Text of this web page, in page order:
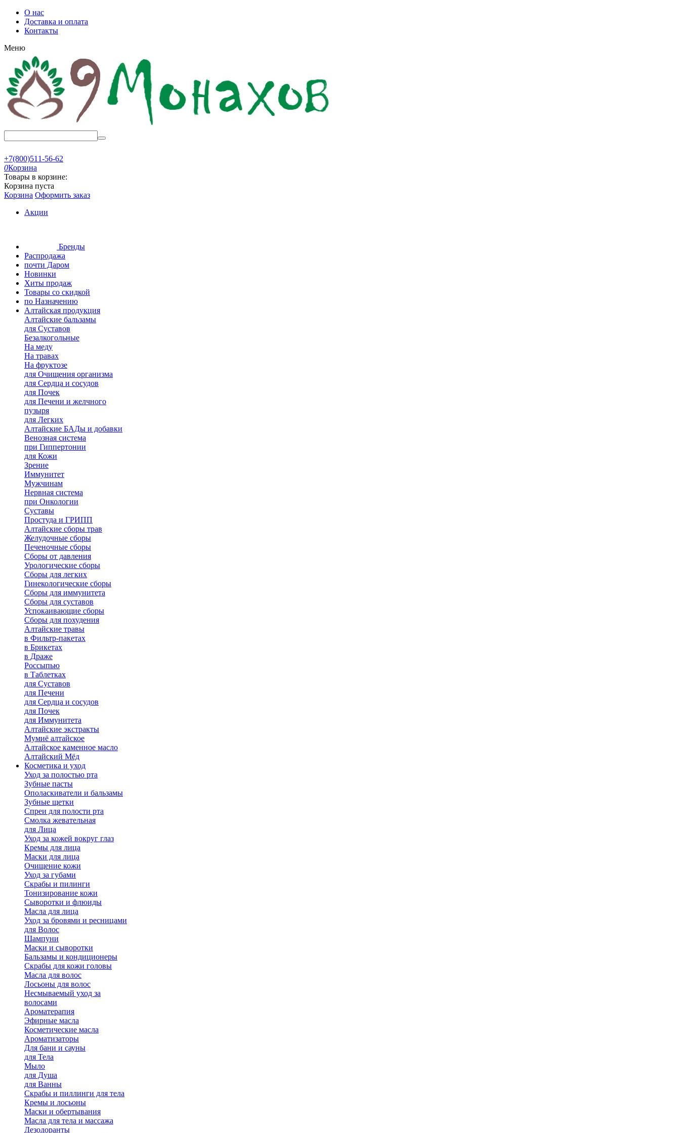
О нас
Доставка и оплата
Контакты
Меню
+7(800)511-56-62
0Корзина
Товары в корзине:
Корзина пуста
Корзина Оформить заказ
Акции
Бренды
Распродажа
почти Даром
Новинки
Хиты продаж
Товары со скидкой
по Назначению
Алтайская продукция
Алтайские бальзамы
для Суставов
Безалкогольные
На меду
На травах
На фруктозе
для Очищения организма
для Сердца и сосудов
для Почек
для Печени и желчного
пузыря
для Легких
Алтайские БАДы и добавки
Венозная система
при Гиппертонии
для Кожи
Зрение
Иммунитет
Мужчинам
Нервная система
при Онкологии
Суставы
Простуда и ГРИПП
Алтайские сборы трав
Желудочные сборы
Печеночные сборы
Сборы от давления
Урологические сборы
Сборы для легких
Гинекологические сборы
Сборы для иммунитета
Сборы для суставов
Успокаивающие сборы
Сборы для похудения
Алтайские травы
в Фильтр-пакетах
в Брикетах
в Драже
Россыпью
в Таблетках
для Cуставов
для Печени
для Сердца и сосудов
для Почек
для Иммунитета
Алтайские экстракты
Мумиё алтайское
Алтайское каменное масло
Алтайский Мёд
Косметика и уход
Уход за полостью рта
Зубные пасты
Ополаскиватели и бальзамы
Зубные щетки
Спреи для полости рта
Смолка жевательная
для Лица
Уход за кожей вокруг глаз
Кремы для лица
Маски для лица
Очищение кожи
Уход за губами
Скрабы и пилинги
Тонизирование кожи
Сыворотки и флюиды
Масла для лица
Уход за бровями и ресницами
для Волос
Шампуни
Маски и сыворотки
Бальзамы и кондиционеры
Скрабы для кожи головы
Масла для волос
Лосьоны для волос
Несмываемый уход за
волосами
Ароматерапия
Эфирные масла
Косметические масла
Ароматизаторы
Для бани и сауны
для Тела
Мыло
для Душа
для Ванны
Скрабы и пиллинги для тела
Кремы и лосьоны
Маски и обертывания
Масла для тела и массажа
Дезодоранты